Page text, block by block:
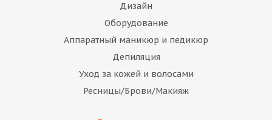
Дизайн
Оборудование
Аппаратный маникюр и педикюр
Депиляция
Уход за кожей и волосами
Ресницы/Брови/Макияж